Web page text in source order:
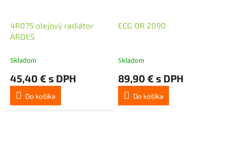
4R07S olejový radiátor
ARDES
Skladom
45,40 € s DPH
Do košíka
ECG OR 2090
Skladom
89,90 € s DPH
Do košíka